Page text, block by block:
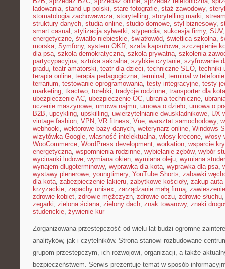
ładowania, stand-up polski, stare fotografie, staż zawodowy,
stomatologia zachowawcza, storytelling, storytelling marki,
struktury danych, studia online, studio domowe, styl biznesowy,
smart casual , stylizacja sylwetki, stypendia, sukcesja firmy, SUV
energetyczne, światło niebieskie, światłowód, świetlica szkolna,
morska, Symfony, system OKR, szafa kapsułowa, szczepienie
dla psa, szkoła demokratyczna, szkoła prywatna, szkolenia
partycypacyjna, sztuka sakralna, szybkie czytanie, szyfrowanie
prądu, teatr amatorski, teatr dla dzieci, techniczne SEO, techniki
terapia online, terapia pedagogiczna, terminal , terminal w telefonie
terrarium, testowanie oprogramowania, testy integracyjne, testy
marketing, tkactwo, torebki, tradycje rodzinne, transporter dla kota
ubezpieczenie AC, ubezpieczenie OC, ubrania techniczne,
uczenie maszynowe, umowa najmu, umowa o dzieło, umowa o
B2B, upcykling, upskilling, uwierzytelnianie dwuskładnikowe, UX
vintage fashion, VPN, VR fitness, Vue, warsztat samochodowy,
webhooki, wektorowe bazy danych, weterynarz online, Windows
wizytówka Google, własność intelektualna, włosy kręcone, włosy
WooCommerce, WordPress development, workation, wsparcie
energetyczna, wspomnienia rodzinne, wybielanie zębów, wybór
wycinanki ludowe, wymiana okien, wymiana oleju, wymiana
wynajem długoterminowy, wyprawka dla kota, wyprawka dla psa,
wystawy plenerowe, youngtimery, YouTube Shorts, zabawki
dla kota, zabezpieczenie lakieru, zabytkowe kościoły, zakup auta
krzyżackie, zapachy unisex, zarządzanie małą firmą, zawieszenie
zdrowie kobiet, zdrowie mężczyzn, zdrowie oczu, zdrowie słuchu
zegarki, zielona ściana, zielony dach, znak towarowy, znaki
studenckie, żywienie kur
Zorganizowana przestępczość od wielu lat budzi ogromne
analityków, jak i czytelników. Strona stanowi rozbudowane
grupom przestępczym, ich rozwojowi, organizacji, a także
bezpieczeństwem. Serwis prezentuje temat w sposób